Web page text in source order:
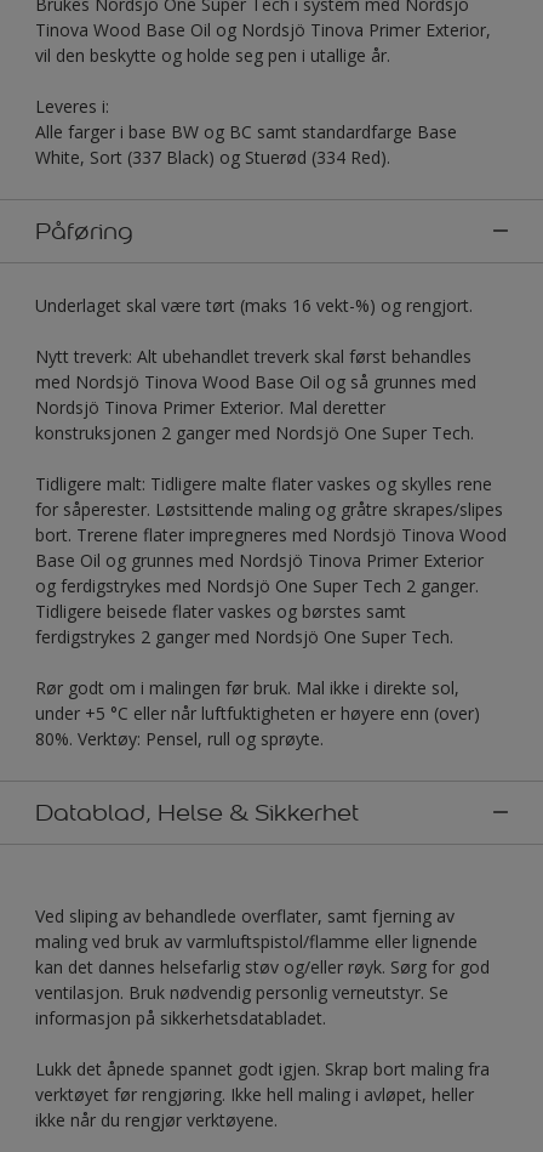
Tinova Wood Base Oil og Nordsjö Tinova Primer Exterior,
vil den beskytte og holde seg pen i utallige år.
Leveres i:
Alle farger i base BW og BC samt standardfarge Base
White, Sort (337 Black) og Stuerød (334 Red).
Påføring
Underlaget skal være tørt (maks 16 vekt-%) og rengjort.
Nytt treverk: Alt ubehandlet treverk skal først behandles
med Nordsjö Tinova Wood Base Oil og så grunnes med
Nordsjö Tinova Primer Exterior. Mal deretter
konstruksjonen 2 ganger med Nordsjö One Super Tech.
Tidligere malt: Tidligere malte flater vaskes og skylles rene
for såperester. Løstsittende maling og gråtre skrapes/slipes
bort. Trerene flater impregneres med Nordsjö Tinova Wood
Base Oil og grunnes med Nordsjö Tinova Primer Exterior
og ferdigstrykes med Nordsjö One Super Tech 2 ganger.
Tidligere beisede flater vaskes og børstes samt
ferdigstrykes 2 ganger med Nordsjö One Super Tech.
Rør godt om i malingen før bruk. Mal ikke i direkte sol,
under +5 °C eller når luftfuktigheten er høyere enn (over)
80%. Verktøy: Pensel, rull og sprøyte.
Datablad, Helse & Sikkerhet
Ved sliping av behandlede overflater, samt fjerning av
maling ved bruk av varmluftspistol/flamme eller lignende
kan det dannes helsefarlig støv og/eller røyk. Sørg for god
ventilasjon. Bruk nødvendig personlig verneutstyr. Se
informasjon på sikkerhetsdatabladet.
Lukk det åpnede spannet godt igjen. Skrap bort maling fra
verktøyet før rengjøring. Ikke hell maling i avløpet, heller
ikke når du rengjør verktøyene.